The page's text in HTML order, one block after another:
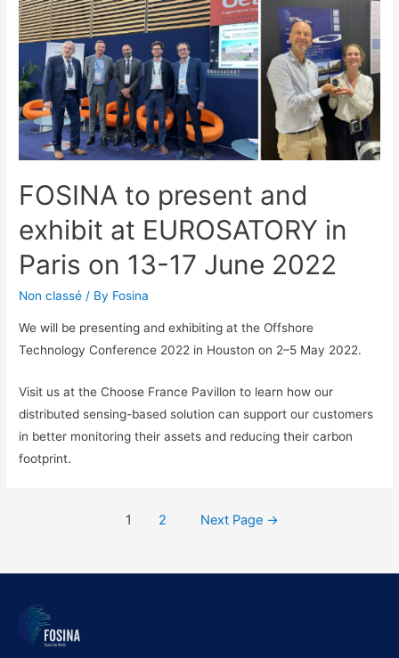
FOSINA to present and
exhibit at EUROSATORY in
Paris on 13-17 June 2022
Non classé / By Fosina
We will be presenting and exhibiting at the Offshore
Technology Conference 2022 in Houston on 2–5 May 2022.
Visit us at the Choose France Pavillon to learn how our
distributed sensing-based solution can support our customers
in better monitoring their assets and reducing their carbon
footprint.
1 2 Next Page →